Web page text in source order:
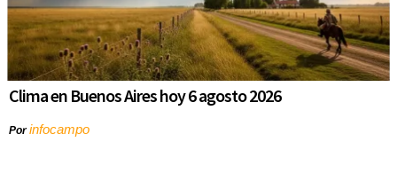
Clima en Buenos Aires hoy 6 agosto 2026
Porinfocampo